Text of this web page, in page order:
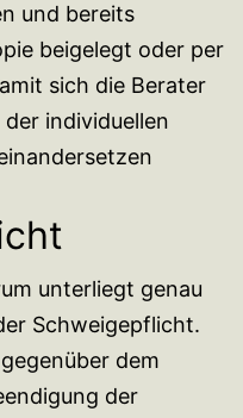
und bereits
beigelegt oder per
sich die Berater
individuellen
unterliegt genau
Schweigepflicht.
dem
der